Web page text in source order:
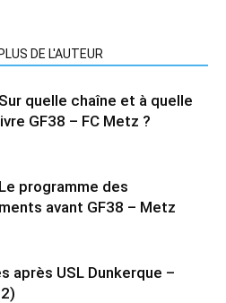
PLUS DE L'AUTEUR
quelle chaîne et à quelle
GF38 – FC Metz ?
programme des
avant GF38 – Metz
après USL Dunkerque –